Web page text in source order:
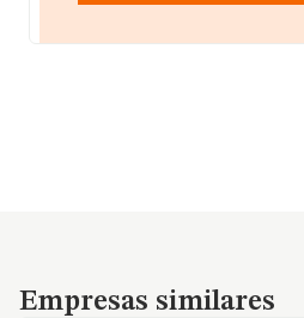
Empresas similares
Empresas similares